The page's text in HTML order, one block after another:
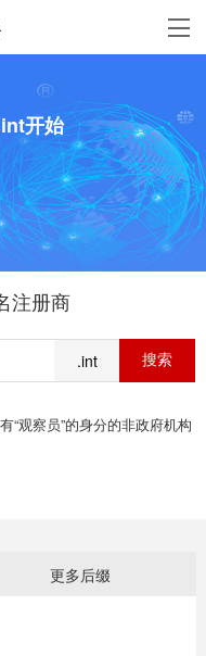
开始
注册商
.int
“观察员”的身分的非政府机构
更多后缀